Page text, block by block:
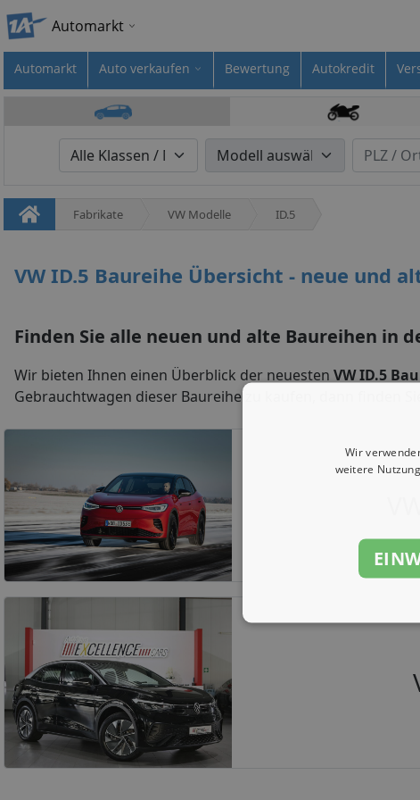
Automarkt
Automarkt Auto verkaufen Bewertung Autokredit
Fabrikate VW Modelle ID.5
VW ID.5 Baureihe Übersicht - neue und
Finden Sie alle neuen und alte Baureihen in
Wir bieten Ihnen einen Überblick der neuesten VW ID.5
Gebrauchtwagen dieser Baureihe zu kaufen, dann finden
Wir
weitere